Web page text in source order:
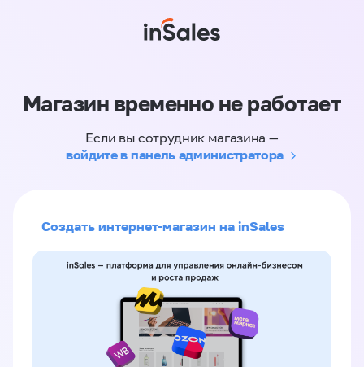
Магазин временно не работает
Если вы сотрудник магазина —
войдите в панель администратора
Создать интернет-магазин на inSales